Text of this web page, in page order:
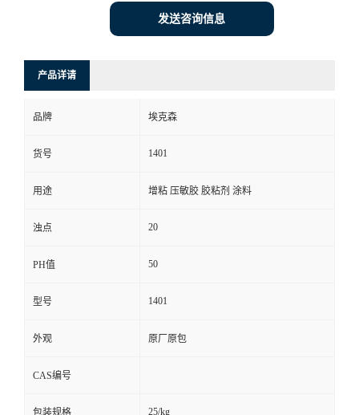
发送咨询信息
产品详请
品牌 埃克森
货号 1401
用途 增粘 压敏胶 胶粘剂 涂料
浊点 20
PH值 50
型号 1401
外观 原厂原包
CAS编号
25/kg